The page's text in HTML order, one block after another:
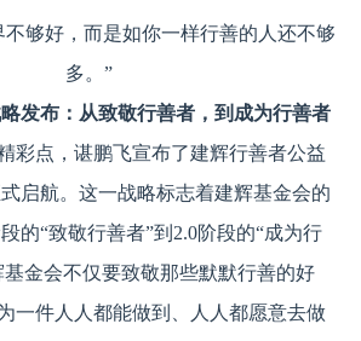
不够好，而是如你一样行善的人还不够
多。”
发布 ： 从致敬行善者，到 成为行善者
彩点，谌鹏飞宣布了建辉行善者公益
启航。这一战略标志着建辉基金会的
的“致敬行善者”到2.0阶段的“成为行
金会不仅要致敬那些默默行善的好
一件人人都能做到、人人都愿意去做